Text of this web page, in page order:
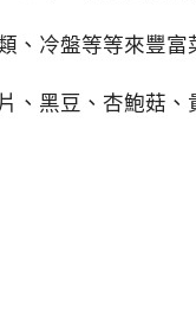
、冷盤等等來豐富
、黑豆、杏鮑菇